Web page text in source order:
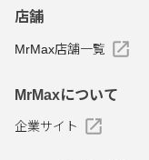
店舗
MrMax店舗一覧
MrMaxについて
企業サイト